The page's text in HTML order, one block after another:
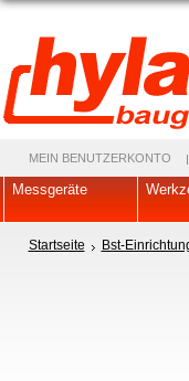
MEIN BENUTZERKONTO
Messgeräte
Startseite Bst-